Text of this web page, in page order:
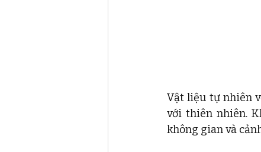
Vật liệu tự nhiên
với thiên nhiên.
không gian và